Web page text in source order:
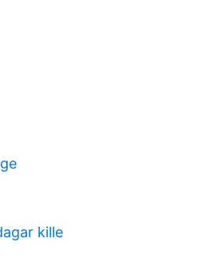
kille